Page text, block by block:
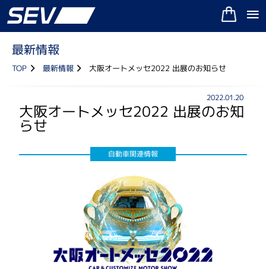
最新情報
TOP 最新情報 大阪オートメッセ2022 出展のお知らせ
大阪オートメッセ2022 出展のお知
らせ
2022.01.20
自動車関連情報